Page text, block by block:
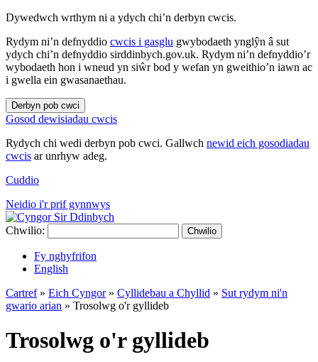
Dywedwch wrthym ni a ydych chi’n derbyn cwcis.
Rydym ni’n defnyddio cwcis i gasglu gwybodaeth ynglŷn â sut
ydych chi’n defnyddio sirddinbych.gov.uk. Rydym ni’n defnyddio’r
wybodaeth hon i wneud yn siŵr bod y wefan yn gweithio’n iawn ac
i gwella ein gwasanaethau.
Derbyn pob cwci
Gosod dewisiadau cwcis
Rydych chi wedi derbyn pob cwci. Gallwch newid eich gosodiadau
cwcis ar unrhyw adeg.
Cuddio
Neidio i'r prif gynnwys
Chwilio: Chwilio
Fy nghyfrifon
English
Cartref» Eich Cyngor» Cyllidebau a Chyllid » Sut rydym ni'n
gwario arian » Trosolwg o'r gyllideb
Trosolwg o'r gyllideb